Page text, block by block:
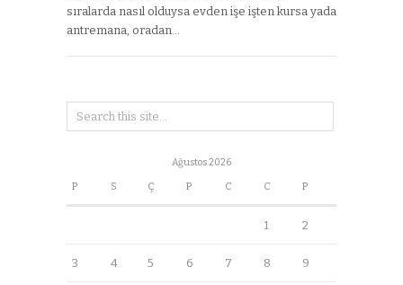
sıralarda nasıl olduysa evden işe işten kursa yada
antremana, oradan…
Ağustos 2026
P S Ç P C C P
1 2
3 4 5 6 7 8 9